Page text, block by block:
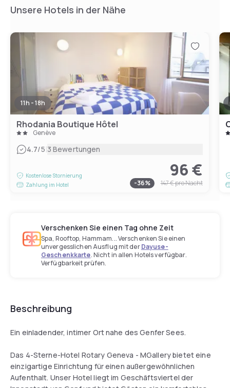
Unsere Hotels in der Nähe
11h - 18h
Rhodania Boutique Hôtel
Genève
4.7/5|3 Bewertungen
Kostenlose Stornierung
Zahlung im Hotel
96 €
-36% 147 €pro Nacht
Verschenken Sie einen Tag ohne Zeit
Spa, Rooftop, Hammam... Verschenken Sie einen
unvergesslichen Ausflug mit derDayuse-
Geschenkkarte. Nicht in allen Hotels verfügbar.
Verfügbarkeit prüfen.
Beschreibung
Ein einladender, intimer Ort nahe des Genfer Sees.
Das 4-Sterne-Hotel Rotary Geneva - MGallery bietet eine
einzigartige Einrichtung für einen außergewöhnlichen
Aufenthalt. Unser Hotel liegt im Geschäftsviertel der